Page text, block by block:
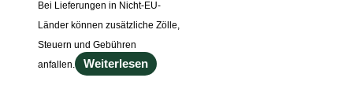
Bei Lieferungen in Nicht-EU-
Länder können zusätzliche Zölle,
Steuern und Gebühren
anfallen.
Weiterlesen